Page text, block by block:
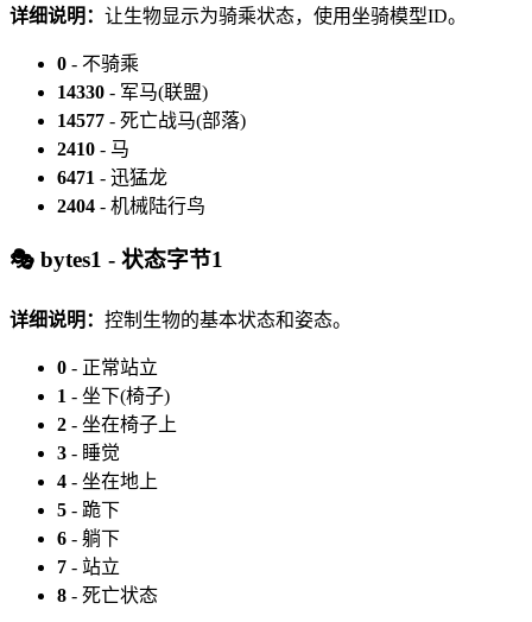
详细说明： 让生物显示为骑乘状态，使用坐骑模型ID。
0 - 不骑乘
14330 - 军马(联盟)
14577 - 死亡战马(部落)
2410 - 马
6471 - 迅猛龙
2404 - 机械陆行鸟
🎭 bytes1 - 状态字节1
详细说明： 控制生物的基本状态和姿态。
0 - 正常站立
1 - 坐下(椅子)
2 - 坐在椅子上
3 - 睡觉
4 - 坐在地上
5 - 跪下
6 - 躺下
7 - 站立
8 - 死亡状态